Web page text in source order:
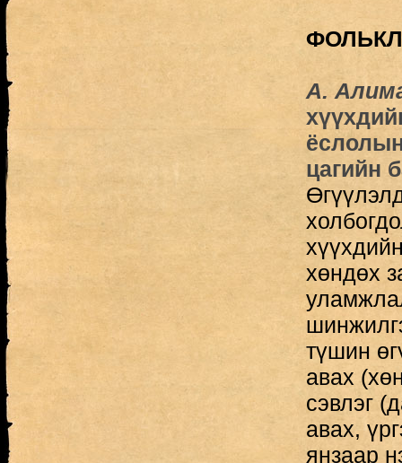
А.
цагийн
хөндөх
түшин
авах
сэвлэг
авах,
янзаар